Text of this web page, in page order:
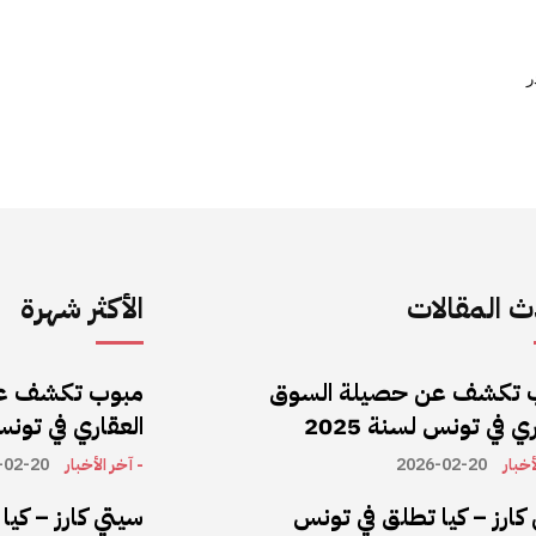
الأكثر شهرة
مبوب تكشف
العقاري في تونس
- آخر الأخبار 20
سيتي كارز –
المقالات
تكشف عن حصيلة السوق
في تونس لسنة 2025
2026-02-20
– كيا تطلق في تونس